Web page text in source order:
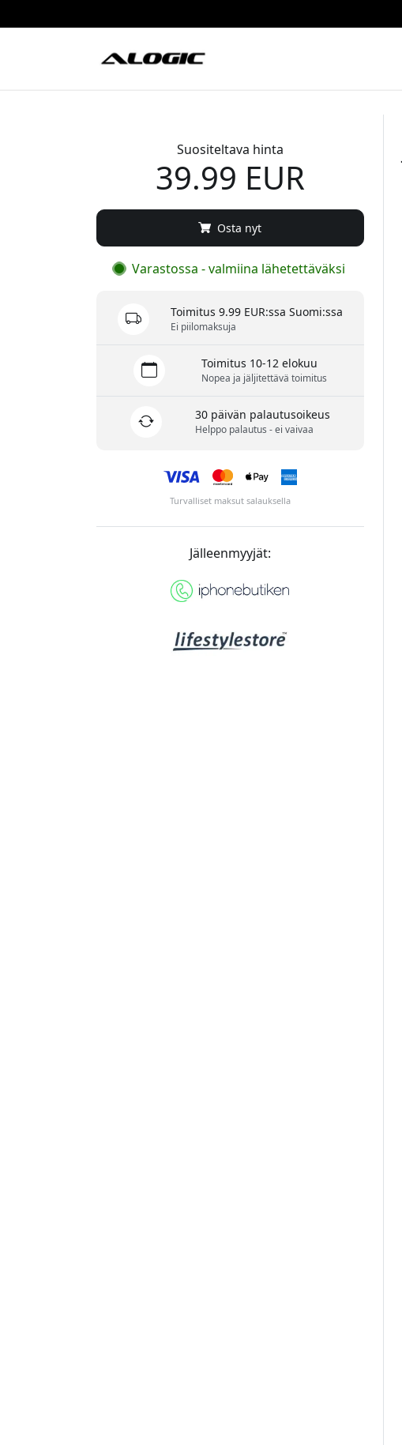
Suositeltava hinta
39.99 EUR
Osta nyt
Varastossa - valmiina lähetettäväksi
Toimitus 9.99 EUR:ssa Suomi:ssa
Ei piilomaksuja
Toimitus 10-12 elokuu
Nopea ja jäljitettävä toimitus
30 päivän palautusoikeus
Helppo palautus - ei vaivaa
Turvalliset maksut salauksella
Jälleenmyyjät: